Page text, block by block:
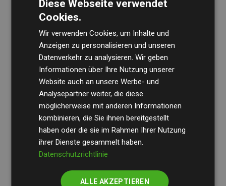
Die Wirtschaftsprüfungsgesellschaft BDOüberprüft
regelmäßig unsere Berechnungen und Methodik, um
Transparenz und Verlässlichkeit sicherzustellen.
Ihre Prüfungen belegen, dass unsere Investitionen in
Klimaschutzprojekte im Durchschnitt200 % der
geschätzten CO₂-Emissionender teilnehmenden
Websites kompensieren – ein klarer Nachweis für die
messbare Klimawirkung unseres Ansatzes.
Diese Webseite verwendet
Cookies.
Wir verwenden Cookies, um Inhalte und
Anzeigen zu personalisieren und unseren
Datenverkehr zu analysieren. Wir geben
Informationen über Ihre Nutzung unserer
Website auch an unsere Werbe- und
Analysepartner weiter, die diese
möglicherweise mit anderen Informationen
kombinieren, die Sie ihnen bereitgestellt
haben oder die sie im Rahmen Ihrer Nutzung
ihrer Dienste gesammelt haben.
Datenschutzrichtlinie
ALLE AKZEPTIEREN